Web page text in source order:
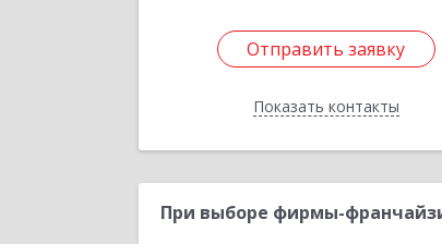
Отправить заявку
Показать контакты
Отправить заявку
Назад
При выборе фирмы-